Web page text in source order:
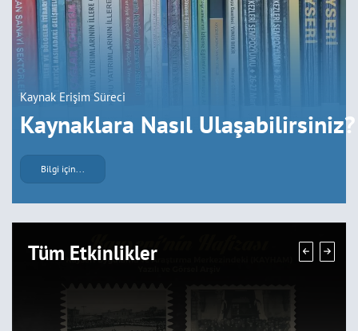
Kaynak Erişim Süreci
Kaynaklara Nasıl Ulaşabilirsiniz?
Bilgi için...
Tüm Etkinlikler